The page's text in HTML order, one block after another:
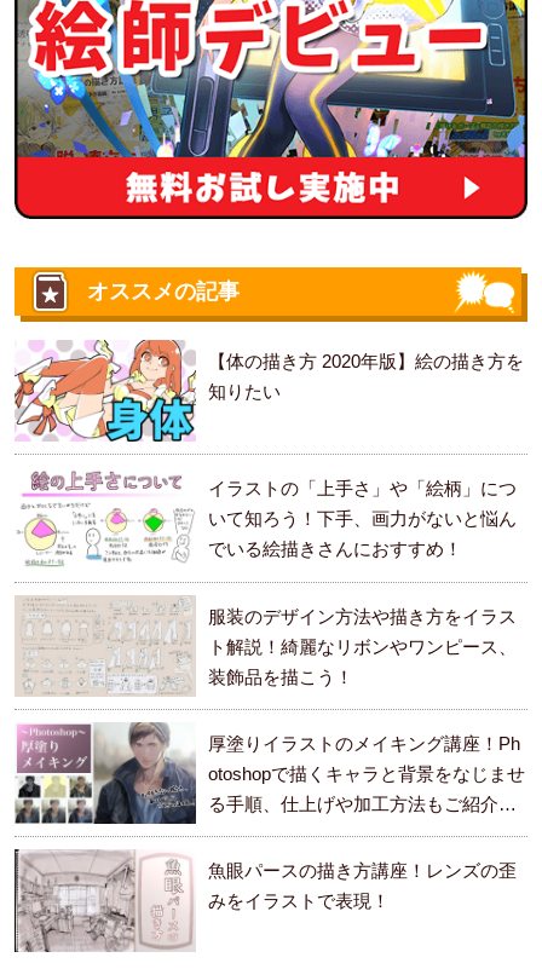
オススメの記事
【体の描き方 2020年版】絵の描き方を
知りたい
イラストの「上手さ」や「絵柄」につ
いて知ろう！下手、画力がないと悩ん
でいる絵描きさんにおすすめ！
服装のデザイン方法や描き方をイラス
ト解説！綺麗なリボンやワンピース、
装飾品を描こう！
厚塗りイラストのメイキング講座！Ph
otoshopで描くキャラと背景をなじませ
る手順、仕上げや加工方法もご紹介し
ます。
魚眼パースの描き方講座！レンズの歪
みをイラストで表現！